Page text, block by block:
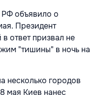
объявило о
Президент
ответ призвал не
"тишины" в ночь на
несколько городов
мая Киев нанес